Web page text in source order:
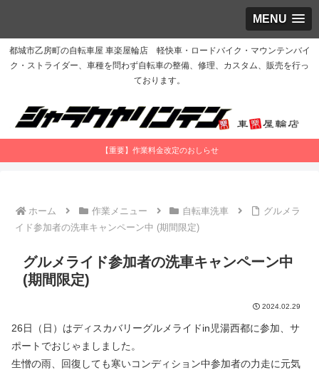
MENU
都城市乙房町の自転車屋 車楽屋輪店 軽快車・ロードバイク・マウンテンバイ
ク・ストライダー、車種を問わず自転車の整備、修理、カスタム、販売を行っ
ております。
【重要】作業料金改定のおしらせ
ホーム 作業メニュー 自転車洗車
グルメラ
イド参加者の洗車キャンペーン中 (期間限定)
グルメライド参加者の洗車キャンペーン中
(期間限定)
2024.02.29
26日（日）はディスカバリーグルメライドin児湯西都に参加、サ
ポートでおじゃましました。
生憎の雨、回復しても寒いコンディション中参加者の力走に元気